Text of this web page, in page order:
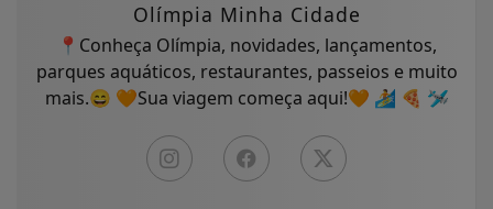
Olímpia Minha Cidade
📍Conheça Olímpia, novidades, lançamentos,
parques aquáticos, restaurantes, passeios e muito
mais.😄 🧡Sua viagem começa aqui!🧡 🏄 🍕 🛩